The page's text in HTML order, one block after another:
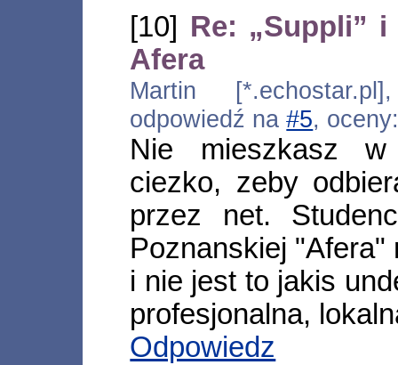
[10] Re: „Suppli”
Afera
Martin
odpowiedź na#5,
Nie mieszkasz
ciezko, zeby
przez net.
Poznanskiej "Afera"
i nie jest to jakis
profesjonalna,
Odpowiedz